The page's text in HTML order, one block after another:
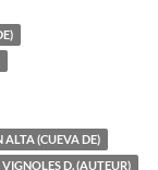
ALTA (CUEVA DE)
VIGNOLES D. (AUTEUR)